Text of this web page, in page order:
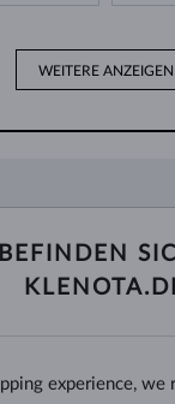
WEITERE ANZEIGEN
-ARTENexperience, we